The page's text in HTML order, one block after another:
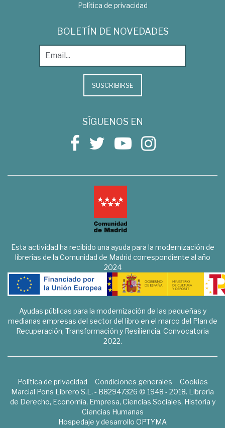
Política de privacidad
BOLETÍN DE NOVEDADES
SUSCRIBIRSE
SÍGUENOS EN
Esta actividad ha recibido una ayuda para la modernización de
librerías de la Comunidad de Madrid correspondiente al año
2024
Ayudas públicas para la modernización de las pequeñas y
medianas empresas del sector del libro en el marco del Plan de
Recuperación, Transformación y Resiliencia. Convocatoria
2022.
Política de privacidad Condiciones generales
Cookies
Marcial Pons Librero S.L. - B82947326 © 1948 - 2018. Librería
de Derecho, Economía, Empresa, Ciencias Sociales, Historia y
Ciencias Humanas
Hospedaje y desarrollo OPTYMA